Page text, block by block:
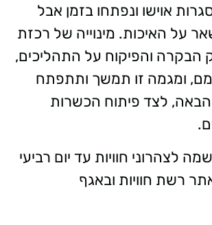
אוישו ונפתחו בזמן אבל
על האיכות. מינוייה של רכזת
הבקרה והפיקוח על התהליכים,
ומגמה זו תמשך ותתפתח
לצד פיתוח הכשרות
לצהרוני חוויות עד יום רביעי
באתר רשת חוויות ובאגף